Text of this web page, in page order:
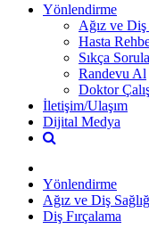
Yönlendirme
Ağız ve
Hasta
Sıkça
Randevu Al
Doktor
İletişim/Ulaşım
Dijital Medya
Yönlendirme
Ağız ve Diş
Diş Fırçalama